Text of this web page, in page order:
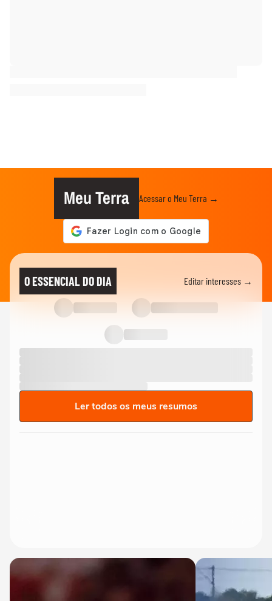
Meu Terra Acessar o Meu Terra →
O ESSENCIAL DO DIA Editar interesses →
Ler todos os meus resumos